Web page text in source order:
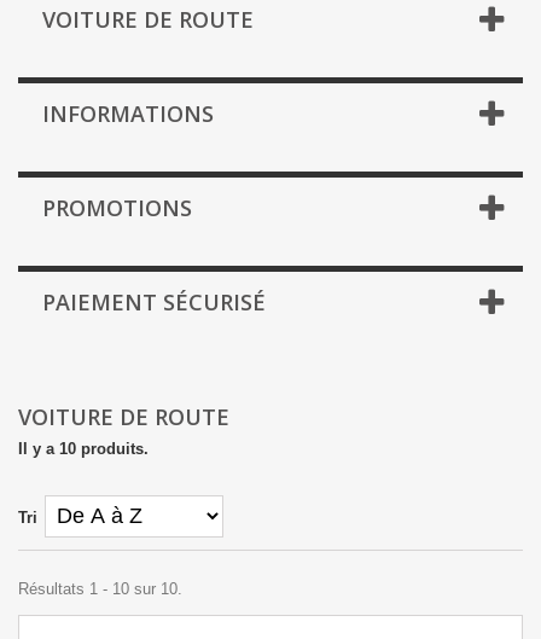
VOITURE DE ROUTE
INFORMATIONS
PROMOTIONS
PAIEMENT SÉCURISÉ
VOITURE DE ROUTE
Il y a 10 produits.
Tri
Résultats 1 - 10 sur 10.